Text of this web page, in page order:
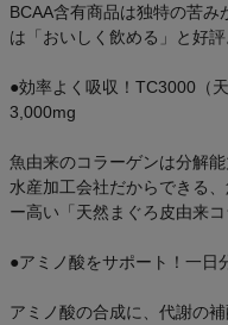
BCAA含有商品は独特の苦
は「おいしく飲める」と好評
●効率よく吸収！TC3000（
3,000mg
魚由来のコラーゲンは分解
水産加工会社だからできる
ー高い「天然まぐろ皮由来
●アミノ酸をサポート！一日
アミノ酸の合成に、代謝の